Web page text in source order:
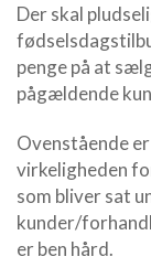
Der skal
penge på at
pågældende
Ovenstående
virkeligheden
som bliver sat
kunder/
er ben hård.